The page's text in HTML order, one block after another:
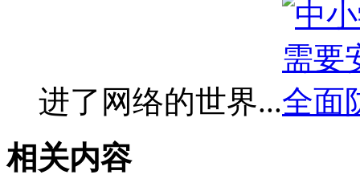
进了网络的世界...
相关内容